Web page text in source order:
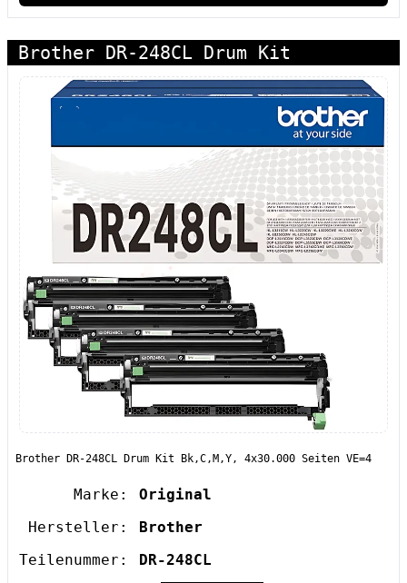
Brother DR-248CL Drum Kit
Brother DR-248CL Drum Kit Bk,C,M,Y, 4x30.000 Seiten VE=4
Marke:
Original
Hersteller:
Brother
Teilenummer:
DR-248CL